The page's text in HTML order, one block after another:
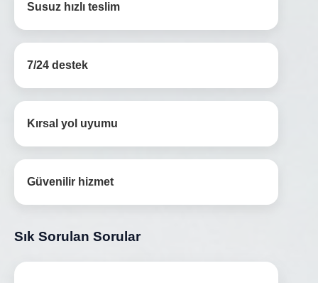
Susuz hızlı teslim
7/24 destek
Kırsal yol uyumu
Güvenilir hizmet
Sık Sorulan Sorular